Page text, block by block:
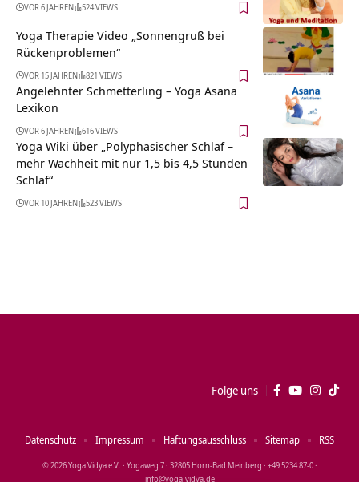
VOR 6 JAHREN 524 VIEWS
Yoga Therapie Video „Sonnengruß bei
Rückenproblemen“
VOR 15 JAHREN 821 VIEWS
Angelehnter Schmetterling – Yoga Asana
Lexikon
VOR 6 JAHREN 616 VIEWS
Yoga Wiki über „Polyphasischer Schlaf –
mehr Wachheit mit nur 1,5 bis 4,5 Stunden
Schlaf“
VOR 10 JAHREN 523 VIEWS
Folge uns
© 2026 Yoga Vidya e.V. · Yogaweg 7 · 32805 Horn‑Bad Meinberg · +49 5234 87‑0 ·
info@yoga‑vidya.de
Datenschutz Impressum Haftungsausschluss Sitemap RSS